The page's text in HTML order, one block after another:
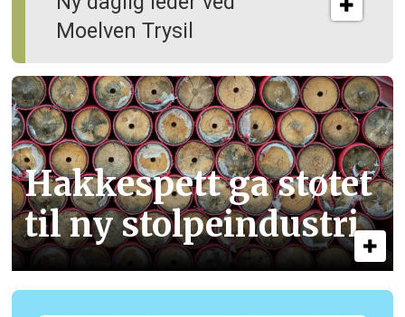
Moelven Trysil
Hakkespett ga støtet
til ny stolpe­industri